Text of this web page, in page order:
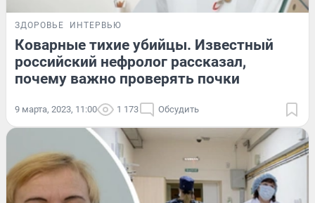
ЗДОРОВЬЕ ИНТЕРВЬЮ
Коварные тихие убийцы. Известный
российский нефролог рассказал,
почему важно проверять почки
9 марта, 2023, 11:00 1 173 Обсудить